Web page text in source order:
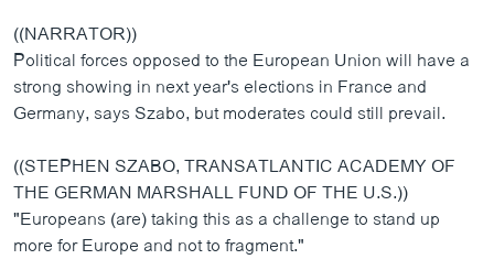
((NARRATOR))
Political forces opposed to the European Union will have a
strong showing in next year's elections in France and
Germany, says Szabo, but moderates could still prevail.
((STEPHEN SZABO, TRANSATLANTIC ACADEMY OF
THE GERMAN MARSHALL FUND OF THE U.S.))
"Europeans (are) taking this as a challenge to stand up
more for Europe and not to fragment."